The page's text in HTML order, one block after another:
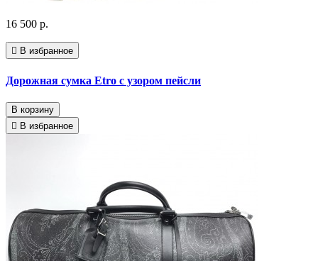
16 500 р.
В избранное
Дорожная сумка Etro с узором пейсли
В корзину
В избранное